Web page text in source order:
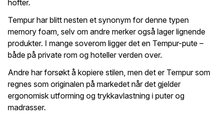
hofter.
Tempur har blitt nesten et synonym for denne typen
memory foam, selv om andre merker også lager lignende
produkter. I mange soverom ligger det en Tempur-pute –
både på private rom og hoteller verden over.
Andre har forsøkt å kopiere stilen, men det er Tempur som
regnes som originalen på markedet når det gjelder
ergonomisk utforming og trykkavlastning i puter og
madrasser.